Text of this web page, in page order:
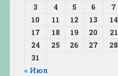
3
4 5 6 7
10
11 12 13 14
17
18 19 20 21
24
25 26 27 28
31
« Июл